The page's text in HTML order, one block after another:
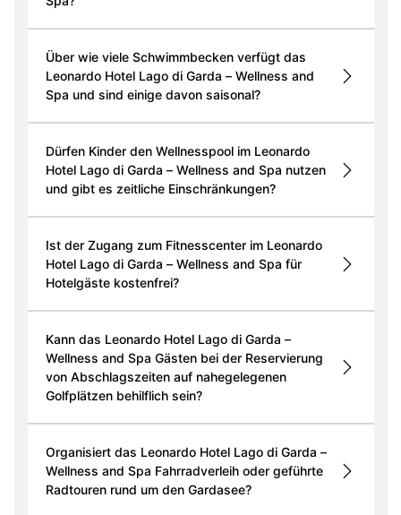
Über wie viele Schwimmbecken verfügt das
Leonardo Hotel Lago di Garda – Wellness and
Spa und sind einige davon saisonal?
Dürfen Kinder den Wellnesspool im Leonardo
Hotel Lago di Garda – Wellness and Spa nutzen
und gibt es zeitliche Einschränkungen?
Ist der Zugang zum Fitnesscenter im Leonardo
Hotel Lago di Garda – Wellness and Spa für
Hotelgäste kostenfrei?
Kann das Leonardo Hotel Lago di Garda –
Wellness and Spa Gästen bei der Reservierung
von Abschlagszeiten auf nahegelegenen
Golfplätzen behilflich sein?
Organisiert das Leonardo Hotel Lago di Garda –
Wellness and Spa Fahrradverleih oder geführte
Radtouren rund um den Gardasee?